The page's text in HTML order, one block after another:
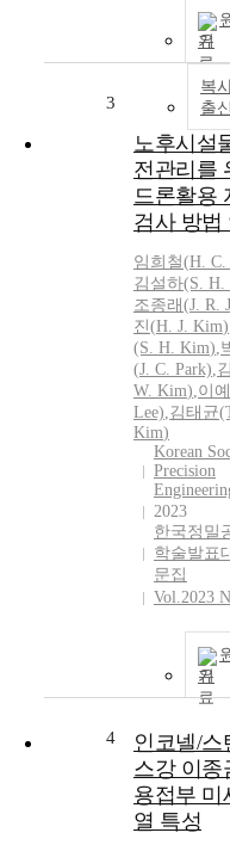
기
복
출
3
노후시설
전관리를
드론활용
검사 방법
임희철(H.
김설하(S. H.
조종래(J. R.
진(H. J. Kim)
(S. H. Kim),
(J. C. Park),
W. Kim),이
Lee),김태균
Kim)
Korean
Precision
2023
한국정밀
학술발표
문집
Vol.2023
기
4
인코넬/스
스강 이종
용접부 미
열 특성